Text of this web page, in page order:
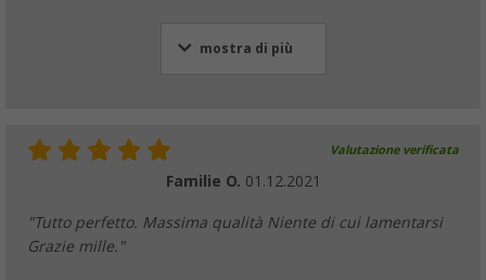
mostra di più
Valutazione verificata
Familie O. 01.12.2021
"Tutto perfetto. Massima qualità Niente di cui lamentarsi
Grazie mille."